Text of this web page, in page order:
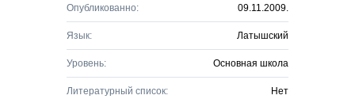
Опубликованно: 09.11.2009.
Язык: Латышский
Уровень: Основная школа
Литературный список: Нет